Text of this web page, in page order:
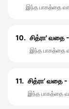
இந்த பாகத்தை
10. சித்ரா' வதை
இந்த பாகத்தை
11. சித்ரா’ வதை -
இந்த பாகத்தை